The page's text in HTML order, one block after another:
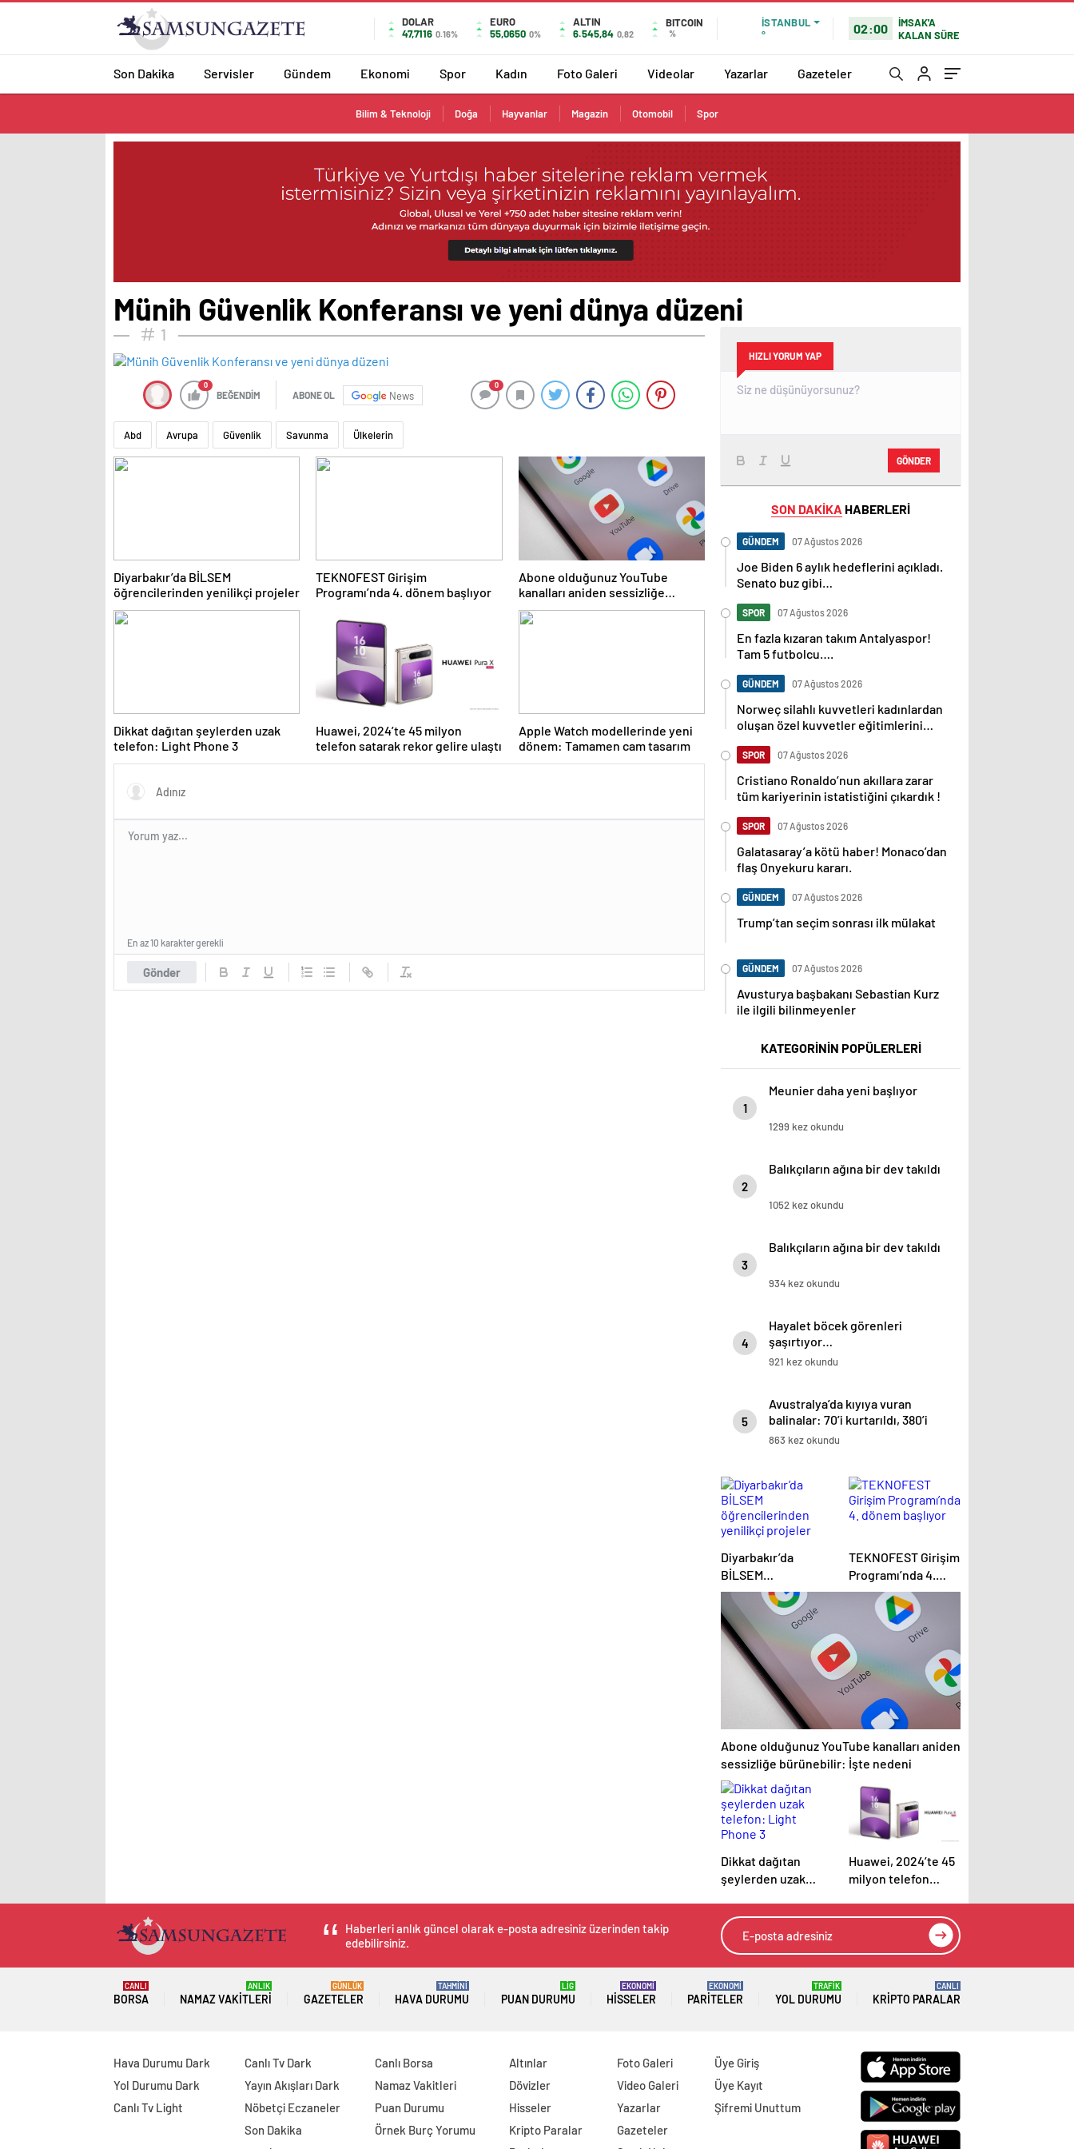
DOLAR
47,7116 0.16%
EURO
55,0650 0%
ALTIN
6.545,84 0,82
BITCOIN
%
İSTANBUL
°
02:00
İMSAK'A
KALAN SÜRE
Son Dakika Servisler Gündem Ekonomi Spor Kadın Foto Galeri Videolar Yazarlar Gazeteler
Bilim & Teknoloji Doğa Hayvanlar Magazin Otomobil Spor
Münih Güvenlik Konferansı ve yeni dünya düzeni
1
0
BEĞENDİM ABONE OL News
0
Abd Avrupa Güvenlik Savunma Ülkelerin
Diyarbakır’da BİLSEM
öğrencilerinden yenilikçi projeler
TEKNOFEST Girişim
Programı’nda 4. dönem başlıyor
Abone olduğunuz YouTube
kanalları aniden sessizliğe
bürünebilir: İşte nedeni
Dikkat dağıtan şeylerden uzak
telefon: Light Phone 3
Huawei, 2024’te 45 milyon
telefon satarak rekor gelire ulaştı
Apple Watch modellerinde yeni
dönem: Tamamen cam tasarım
Gönder
En az 10 karakter gerekli
HIZLI YORUM YAP
GÖNDER
SON DAKİKA HABERLERİ
GÜNDEM 07 Ağustos 2026
Joe Biden 6 aylık hedeflerini açıkladı.
Senato buz gibi…
SPOR 07 Ağustos 2026
En fazla kızaran takım Antalyaspor!
Tam 5 futbolcu….
GÜNDEM 07 Ağustos 2026
Norweç silahlı kuvvetleri kadınlardan
oluşan özel kuvvetler eğitimlerini
SPOR 07 Ağustos 2026
Cristiano Ronaldo’nun akıllara zarar
tüm kariyerinin istatistiğini çıkardık !
SPOR 07 Ağustos 2026
Galatasaray’a kötü haber! Monaco’dan
flaş Onyekuru kararı.
GÜNDEM 07 Ağustos 2026
Trump’tan seçim sonrası ilk mülakat
GÜNDEM 07 Ağustos 2026
Avusturya başbakanı Sebastian Kurz
ile ilgili bilinmeyenler
KATEGORİNİN POPÜLERLERİ
1
Meunier daha yeni başlıyor
1299 kez okundu
2
Balıkçıların ağına bir dev takıldı
1052 kez okundu
3
Balıkçıların ağına bir dev takıldı
934 kez okundu
4
Hayalet böcek görenleri
şaşırtıyor…
921 kez okundu
5
Avustralya’da kıyıya vuran
balinalar: 70’i kurtarıldı, 380’i
öldü
863 kez okundu
Diyarbakır’da
BİLSEM
öğrencilerinden
yenilikçi projeler
TEKNOFEST Girişim
Programı’nda 4.
dönem başlıyor
Abone olduğunuz YouTube kanalları aniden
sessizliğe bürünebilir: İşte nedeni
Dikkat dağıtan
şeylerden uzak
Phone 3
Huawei, 2024’te 45
milyon telefon
ulaştı
Haberleri anlık güncel olarak e-posta adresiniz üzerinden takip
edebilirsiniz.
BORSA
CANLI
NAMAZ VAKITLERI
ANLIK
GAZETELER
GÜNLÜK
HAVA DURUMU
TAHMİNİ
PUAN DURUMU
LİG
HISSELER
EKONOMİ
PARITELER
EKONOMİ
YOL DURUMU
TRAFİK
KRIPTO PARALAR
CANLI
Hava Durumu Dark
Yol Durumu Dark
Canlı Tv Light
Canlı Tv Dark
Yayın Akışları Dark
Nöbetçi Eczaneler
Son Dakika
Canlı Borsa
Namaz Vakitleri
Puan Durumu
Örnek Burç Yorumu
Altınlar
Dövizler
Hisseler
Kripto Paralar
Foto Galeri
Video Galeri
Yazarlar
Gazeteler
Üye Giriş
Üye Kayıt
Şifremi Unuttum